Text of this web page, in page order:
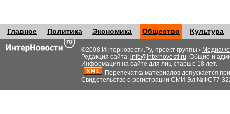
Главное Политика Экономика Общество Культура
©2008 Интерновости.Ру, проект группы «
Редакция сайта: info@internovosti.ru. Общие и
Информация на сайте для лиц старше 18 лет.
Перепечатка материалов допускается
Свидетельство о регистрации СМИ Эл №ФС77-